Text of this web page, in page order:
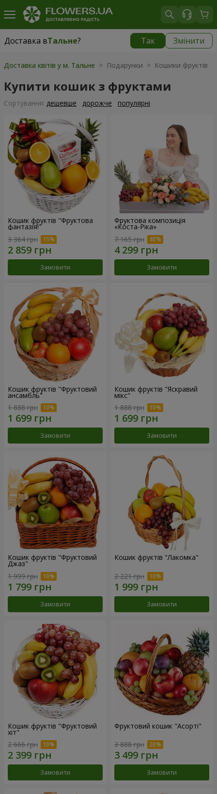
Доставка вТальне? Так Змінити
Доставка вТальне|
Доставка квітів у м. Тальне > Подарунки > Кошики фруктів
Купити кошик з фруктами
Сортування: дешевше дорожче популярні
Кошик фруктів "Фруктова
фантазія!"
3 364 грн
Замовити
Фруктова композиція
«Коста-Ріка»
7 165 грн
Замовити
Кошик фруктів "Фруктовий
ансамбль"
1 888 грн
Замовити
Кошик фруктів "Яскравий
мікс"
1 888 грн
Замовити
Кошик фруктів "Фруктовий
Джаз"
1 999 грн
Замовити
Кошик фруктів "Лакомка"
2 221 грн
Замовити
Кошик фруктів "Фруктовий
хiт"
2 666 грн
Замовити
Фруктовий кошик "Асорті"
3 888 грн
Замовити